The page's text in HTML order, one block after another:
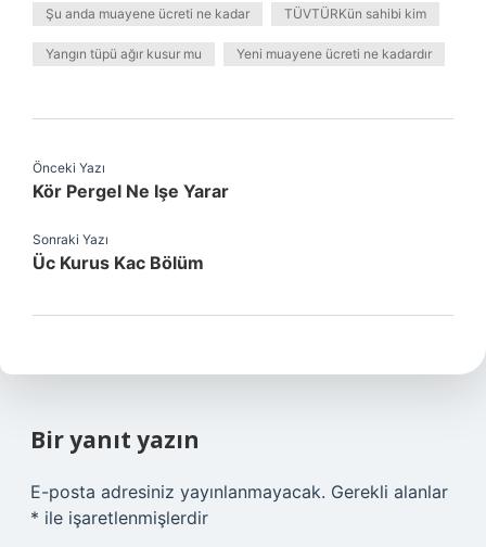
Şu anda muayene ücreti ne kadar TÜVTÜRKün sahibi kim
Yangın tüpü ağır kusur mu Yeni muayene ücreti ne kadardır
Önceki Yazı
Kör Pergel Ne Işe Yarar
Sonraki Yazı
Üc Kurus Kac Bölüm
Bir yanıt yazın
E-posta adresiniz yayınlanmayacak. Gerekli alanlar
* ile işaretlenmişlerdir